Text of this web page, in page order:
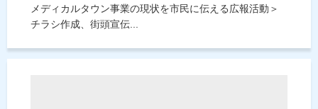
メディカルタウン事業の現状を市民に伝える広報活動＞
チラシ作成、街頭宣伝...